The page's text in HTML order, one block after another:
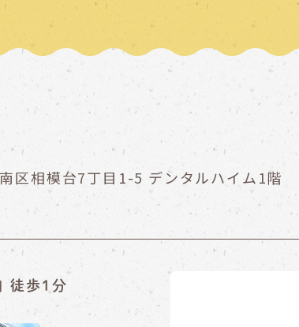
区相模台7丁目1-5 デンタルハイム1階
徒歩1分